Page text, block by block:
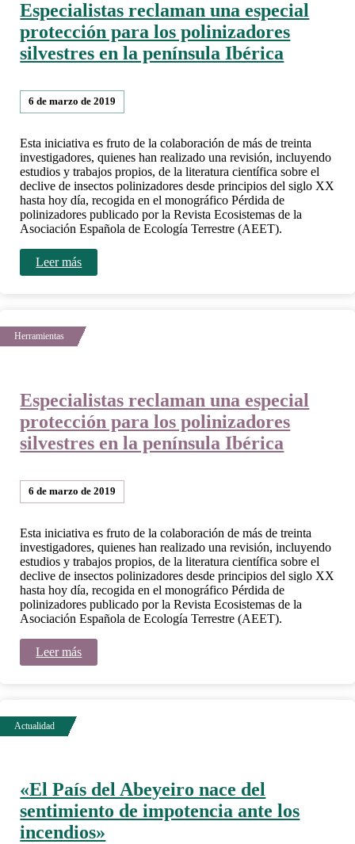
Especialistas reclaman una especial
protección para los polinizadores
silvestres en la península Ibérica
6 de marzo de 2019
Esta iniciativa es fruto de la colaboración de más de treinta
investigadores, quienes han realizado una revisión, incluyendo
estudios y trabajos propios, de la literatura científica sobre el
declive de insectos polinizadores desde principios del siglo XX
hasta hoy día, recogida en el monográfico Pérdida de
polinizadores publicado por la Revista Ecosistemas de la
Asociación Española de Ecología Terrestre (AEET).
Leer más
Especialistas reclaman una especial
protección para los polinizadores
silvestres en la península Ibérica
6 de marzo de 2019
Esta iniciativa es fruto de la colaboración de más de treinta
investigadores, quienes han realizado una revisión, incluyendo
estudios y trabajos propios, de la literatura científica sobre el
declive de insectos polinizadores desde principios del siglo XX
hasta hoy día, recogida en el monográfico Pérdida de
polinizadores publicado por la Revista Ecosistemas de la
Asociación Española de Ecología Terrestre (AEET).
Leer más
«El País del Abeyeiro nace del
sentimiento de impotencia ante los
incendios»